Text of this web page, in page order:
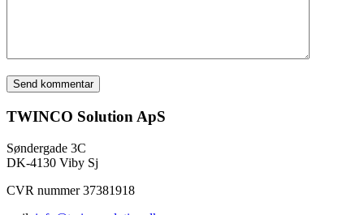
TWINCO Solution ApS
Søndergade 3C
DK-4130 Viby Sj
CVR nummer 37381918